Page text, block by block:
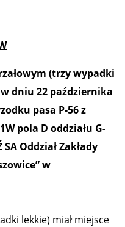
(trzy wypadki
dniu 22 października
pasa P-56 z
pola D oddziału G-
SA Oddział Zakłady
w
lekkie) miał miejsce